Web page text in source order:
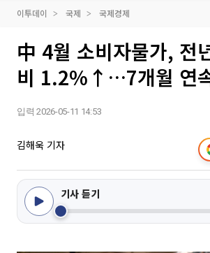
이투데이 국제 국제경제
中 4월 소비자물가, 전
비 1.2%↑…7개월 연
입력 2026-05-11 14:53
김해욱 기자
기사 듣기